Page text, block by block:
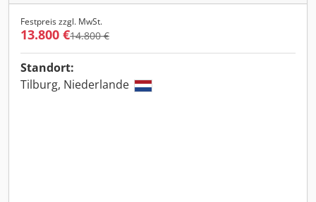
Festpreis zzgl. MwSt.
13.800 €14.800 €
Standort:
Tilburg, Niederlande